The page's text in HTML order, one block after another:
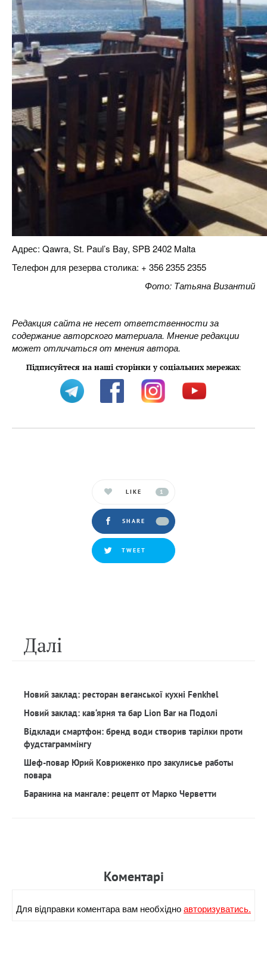
Адрес: Qawra, St. Paul’s Bay, SPB 2402 Malta
Телефон для резерва столика: + 356 2355 2355
Фото: Татьяна Византий
Редакция сайта не несет ответственности за
содержание авторского материала. Мнение редакции
может отличаться от мнения автора.
Підписуйтеся на наші сторінки у соціальних мережах:
LIKE 1
SHARE
TWEET
Далi
Новий заклад: ресторан веганської кухні Fenkhel
Новий заклад: кав‘ярня та бар Lion Bar на Подолі
Відклади смартфон: бренд води створив тарілки проти
фудстаграммінгу
Шеф-повар Юрий Ковриженко про закулисье работы
повара
Баранина на мангале: рецепт от Марко Черветти
Коментарi
Для вiдправки коментара вам необхiдноавторизуватись.